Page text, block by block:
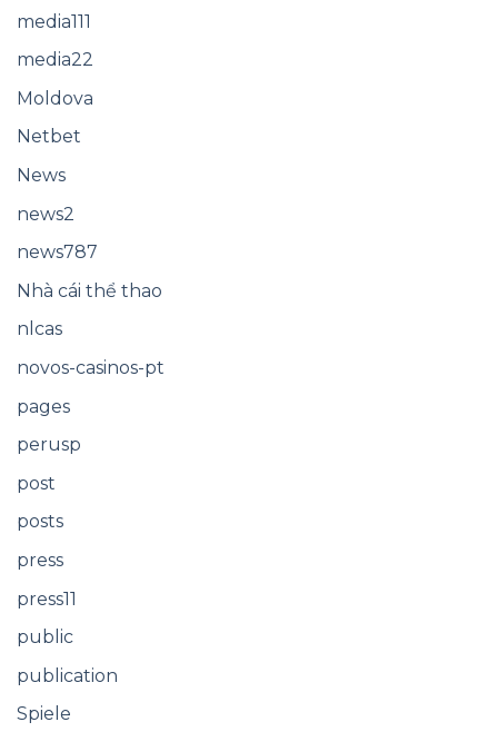
media111
media22
Moldova
Netbet
News
news2
news787
Nhà cái thể thao
nlcas
novos-casinos-pt
pages
perusp
post
posts
press
press11
public
publication
Spiele